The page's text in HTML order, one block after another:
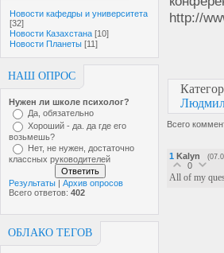
Новости кафедры и университета
[32]
Новости Казахстана [10]
Новости Планеты [11]
НАШ ОПРОС
Нужен ли школе психолог?
Да, обязательно
Хороший - да. да где его
возьмешь?
Нет, не нужен, достаточно
классных руководителей
Результаты | Архив опросов
Всего ответов: 402
ОБЛАКО ТЕГОВ
http://
Всего
1 Kalyn
0
All of my